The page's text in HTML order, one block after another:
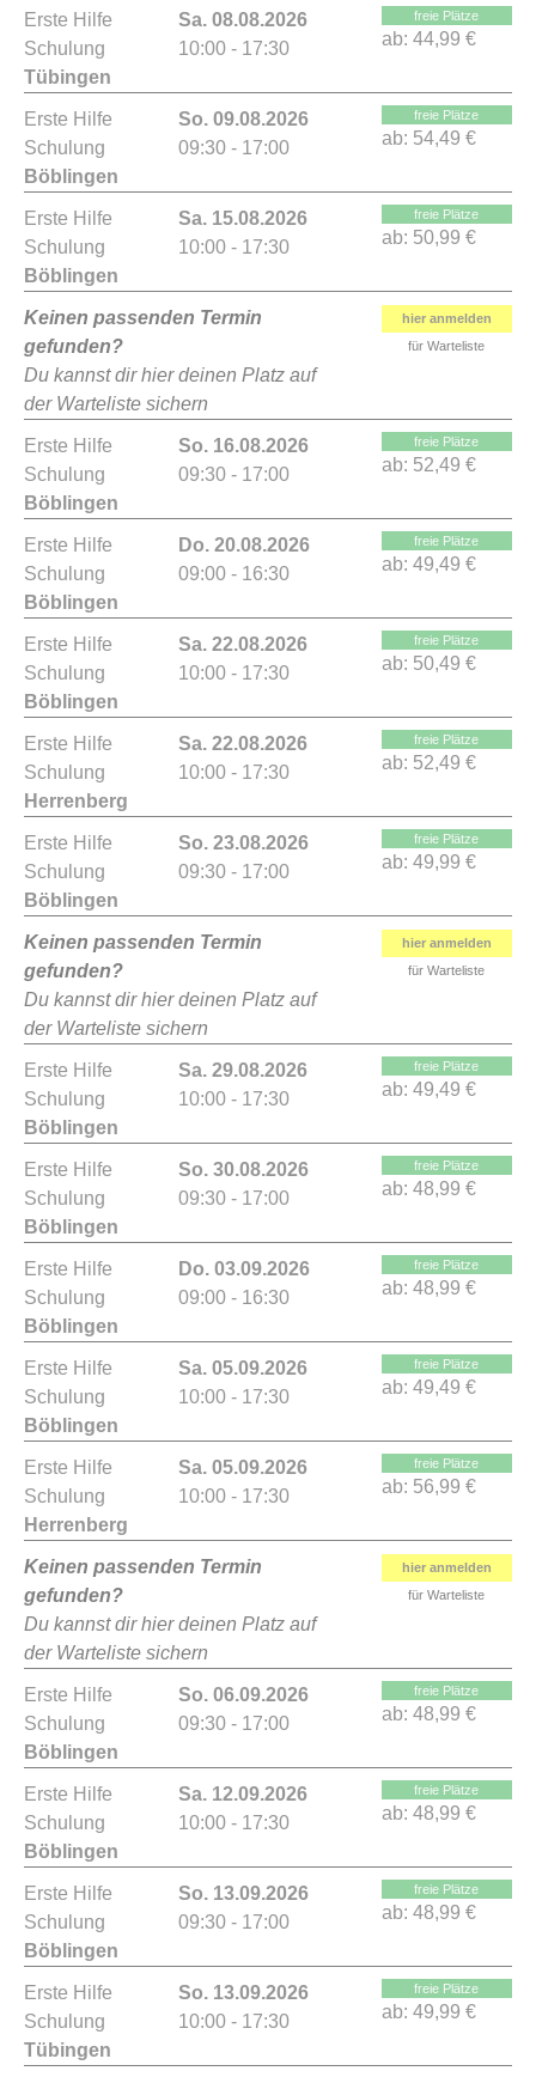
Erste Hilfe
Schulung
Tübingen
Sa. 08.08.2026
10:00 - 17:30
freie Plätze
ab: 44,99 €
Erste Hilfe
Schulung
Böblingen
So. 09.08.2026
09:30 - 17:00
freie Plätze
ab: 54,49 €
Erste Hilfe
Schulung
Böblingen
Sa. 15.08.2026
10:00 - 17:30
freie Plätze
ab: 50,99 €
Keinen passenden Termin
gefunden?
Du kannst dir hier deinen Platz auf
der Warteliste sichern
hier anmelden
für Warteliste
Erste Hilfe
Schulung
Böblingen
So. 16.08.2026
09:30 - 17:00
freie Plätze
ab: 52,49 €
Erste Hilfe
Schulung
Böblingen
Do. 20.08.2026
09:00 - 16:30
freie Plätze
ab: 49,49 €
Erste Hilfe
Schulung
Böblingen
Sa. 22.08.2026
10:00 - 17:30
freie Plätze
ab: 50,49 €
Erste Hilfe
Schulung
Herrenberg
Sa. 22.08.2026
10:00 - 17:30
freie Plätze
ab: 52,49 €
Erste Hilfe
Schulung
Böblingen
So. 23.08.2026
09:30 - 17:00
freie Plätze
ab: 49,99 €
Keinen passenden Termin
gefunden?
Du kannst dir hier deinen Platz auf
der Warteliste sichern
hier anmelden
für Warteliste
Erste Hilfe
Schulung
Böblingen
Sa. 29.08.2026
10:00 - 17:30
freie Plätze
ab: 49,49 €
Erste Hilfe
Schulung
Böblingen
So. 30.08.2026
09:30 - 17:00
freie Plätze
ab: 48,99 €
Erste Hilfe
Schulung
Böblingen
Do. 03.09.2026
09:00 - 16:30
freie Plätze
ab: 48,99 €
Erste Hilfe
Schulung
Böblingen
Sa. 05.09.2026
10:00 - 17:30
freie Plätze
ab: 49,49 €
Erste Hilfe
Schulung
Herrenberg
Sa. 05.09.2026
10:00 - 17:30
freie Plätze
ab: 56,99 €
Keinen passenden Termin
gefunden?
Du kannst dir hier deinen Platz auf
der Warteliste sichern
hier anmelden
für Warteliste
Erste Hilfe
Schulung
Böblingen
So. 06.09.2026
09:30 - 17:00
freie Plätze
ab: 48,99 €
Erste Hilfe
Schulung
Böblingen
Sa. 12.09.2026
10:00 - 17:30
freie Plätze
ab: 48,99 €
Erste Hilfe
Schulung
Böblingen
So. 13.09.2026
09:30 - 17:00
freie Plätze
ab: 48,99 €
Erste Hilfe
Schulung
Tübingen
So. 13.09.2026
10:00 - 17:30
freie Plätze
ab: 49,99 €